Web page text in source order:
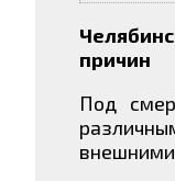
причин
Под